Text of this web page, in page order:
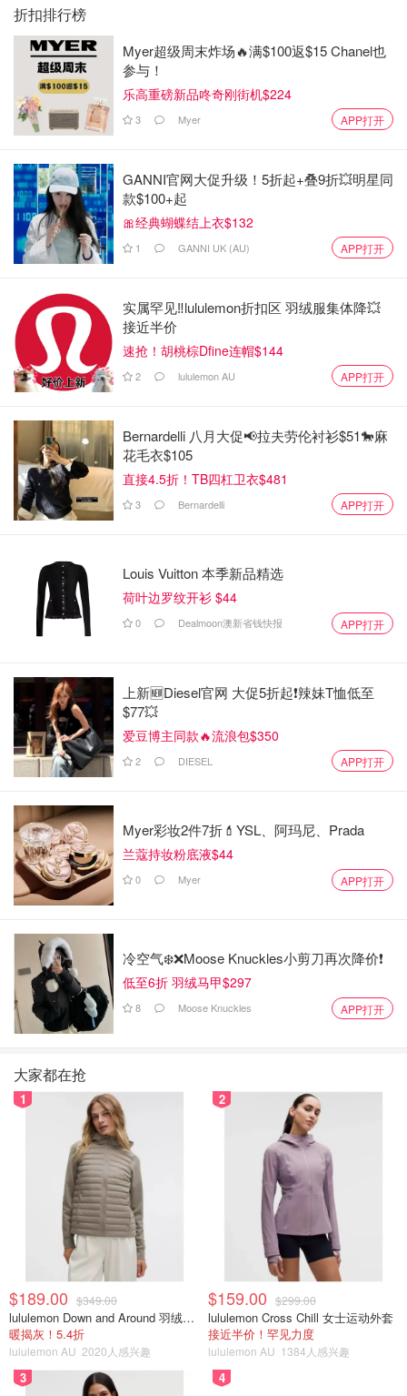
先把鸡肉切块，加入
孜然、辣椒粉、盐、姜黄粉Turmeric、
姜黄粉Turmeric 是很常见的一种调味料，而且很多研究表
明，姜黄粉对身体有益，在对抗抑郁症、增强身体抗氧化
性，提高脑力，降低心血管疾病方面，都有很积极正面的作
用。
Amazon.com : Organic Turmeric Root Powder
w/Curcumin | Lab Tested for Purity | 100%
$8.99
Amazon
混合香料Garam Masala其实是有很多种调味料磨成的粉
末，香料是印度菜肴的精华，选择超市里常见的Garam
Masala不失为一种投机取巧、炮制美味的好办法。
(16oz) 454g ~ Salt Free | All Natural | Vegan |
Gluten Free Ingredients | NON-GMO | Indian
Origin: Amazon.com: Grocery &amp; Gourmet
Food
$19.99
折扣排行榜
Myer超级周末炸场🔥满$100返$15 Chanel也
参与！
乐高重磅新品咚奇刚街机$224
3 Myer APP打开
GANNI官网大促升级！5折起+叠9折💥明星同
款$100+起
🎀经典蝴蝶结上衣$132
1 GANNI UK (AU) APP打开
实属罕见‼️lululemon折扣区 羽绒服集体降💥
接近半价
速抢！胡桃棕Dfine连帽$144
2 lululemon AU APP打开
Bernardelli 八月大促📢拉夫劳伦衬衫$51🐎麻
花毛衣$105
直接4.5折！TB四杠卫衣$481
3 Bernardelli APP打开
Louis Vuitton 本季新品精选
荷叶边罗纹开衫 $44
0 Dealmoon澳新省钱快报 APP打开
上新🆕Diesel官网 大促5折起❗️辣妹T恤低至
$77💥
爱豆博主同款🔥流浪包$350
2 DIESEL APP打开
Myer彩妆2件7折💄YSL、阿玛尼、Prada
兰蔻持妆粉底液$44
0 Myer APP打开
冷空气❄️❌️Moose Knuckles小剪刀再次降价❗️
低至6折 羽绒马甲$297
8 Moose Knuckles APP打开
大家都在抢
1
$189.00 $349.00
lululemon Down and Around 羽绒夹克
暖揭灰！5.4折
lululemon AU 2020人感兴趣
2
$159.00 $299.00
lululemon Cross Chill 女士运动外套
接近半价！罕见力度
lululemon AU 1384人感兴趣
3 4